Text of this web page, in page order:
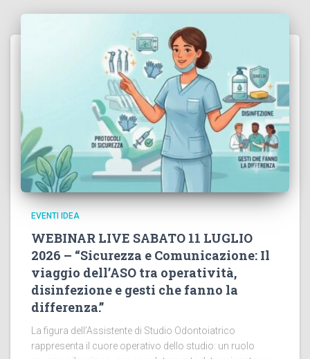
EVENTI IDEA
WEBINAR LIVE SABATO 11 LUGLIO
2026 – “Sicurezza e Comunicazione: Il
viaggio dell’ASO tra operatività,
disinfezione e gesti che fanno la
differenza.”
La figura dell’Assistente di Studio Odontoiatrico
rappresenta il cuore operativo dello studio: un ruolo